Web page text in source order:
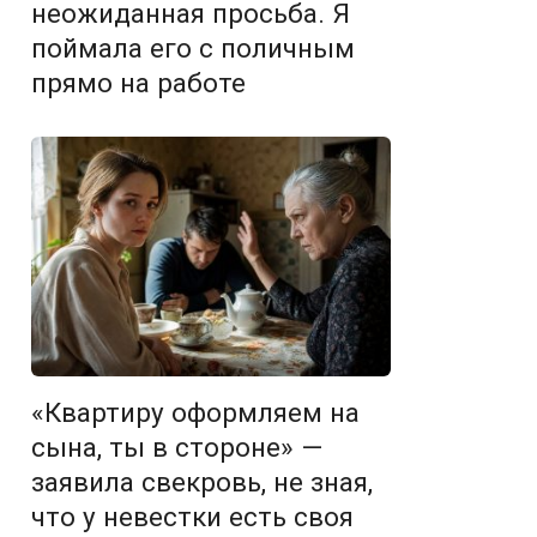
неожиданная просьба. Я
поймала его с поличным
прямо на работе
«Квартиру оформляем на
сына, ты в стороне» —
заявила свекровь, не зная,
что у невестки есть своя